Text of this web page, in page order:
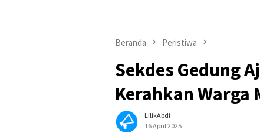
Beranda Peristiwa
Sekdes Gedung
Kerahkan Warga
LilikAbdi
16 April 2025